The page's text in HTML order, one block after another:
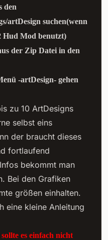
den
artDesign suchen(wenn
Hud Mod benutzt)
der Zip Datei in den
-artDesign- gehen
zu 10 ArtDesigns
selbst eins
der braucht dieses
fortlaufend
bekommt man
Bei den Grafiken
größen einhalten.
eine kleine Anleitung
es einfach nicht